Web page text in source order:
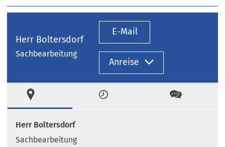
Herr Boltersdorf
Sachbearbeitung
E-Mail
Anreise
Zeiten Kontakt
Herr Boltersdorf
Sachbearbeitung